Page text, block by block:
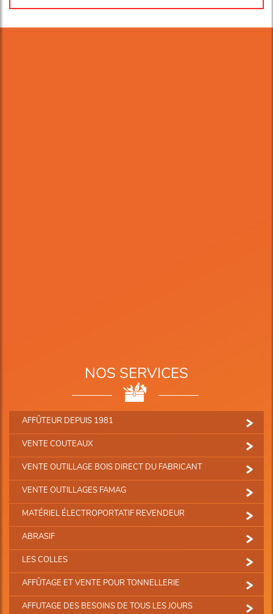
NOS SERVICES
AFFÛTEUR DEPUIS 1981
VENTE COUTEAUX
VENTE OUTILLAGE BOIS DIRECT DU FABRICANT
VENTE OUTILLAGES FAMAG
MATÉRIEL ÉLECTROPORTATIF REVENDEUR
ABRASIF
LES COLLES
AFFÛTAGE ET VENTE POUR TONNELLERIE
AFFUTAGE DES BESOINS DE TOUS LES JOURS